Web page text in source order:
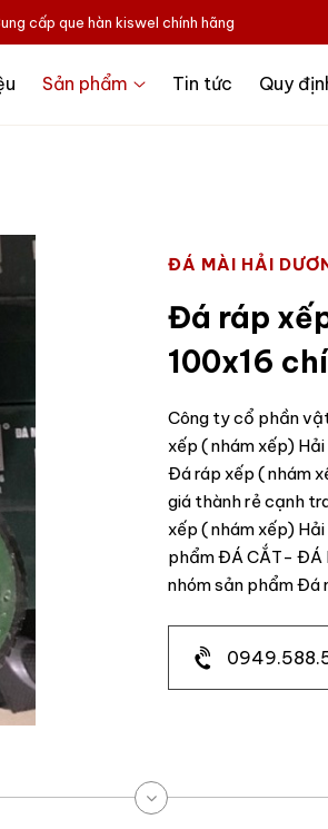
cấp que hàn kiswel chính hãng
Sản phẩm Tin tức Quy
ĐÁ MÀI HẢI
Đá ráp
100x16
Công ty cổ phần
xếp ( nhám xếp)
Đá ráp xếp ( nhám
giá thành rẻ cạnh
xếp ( nhám xếp)
phẩm ĐÁ CẮT- ĐÁ
nhóm sản phẩm Đá